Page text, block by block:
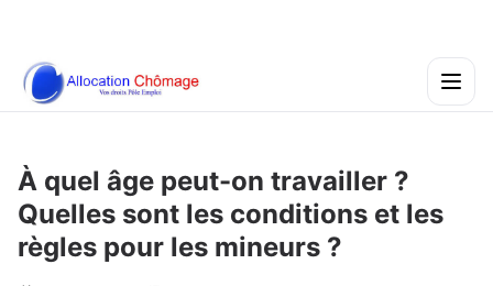
À quel âge peut-on travailler ?
Quelles sont les conditions et les
règles pour les mineurs ?